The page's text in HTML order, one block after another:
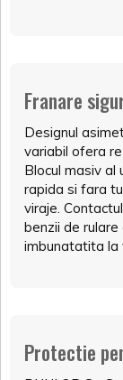
Franare
Designul
variabil ofera
Blocul masiv al
rapida si fara
viraje.
benzii de
imbunatatita la
Protectie